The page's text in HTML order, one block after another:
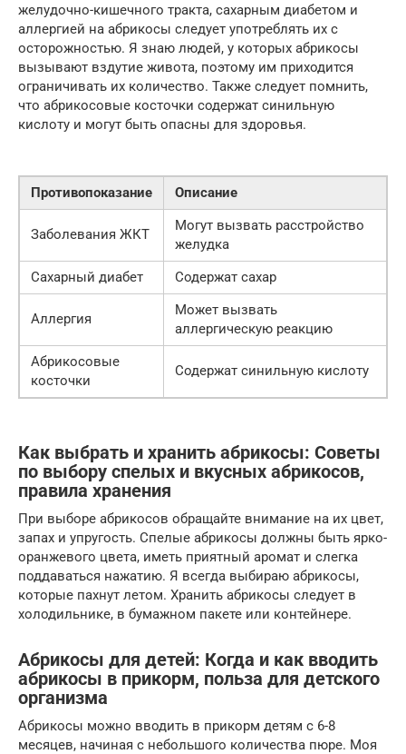
желудочно-кишечного тракта, сахарным диабетом и
аллергией на абрикосы следует употреблять их с
осторожностью. Я знаю людей, у которых абрикосы
вызывают вздутие живота, поэтому им приходится
ограничивать их количество. Также следует помнить,
что абрикосовые косточки содержат синильную
кислоту и могут быть опасны для здоровья.
Противопоказание Описание
Заболевания ЖКТ
Могут вызвать расстройство
желудка
Сахарный диабет
Содержат сахар
Аллергия
Может вызвать
аллергическую реакцию
Абрикосовые
косточки
Содержат синильную кислоту
Как выбрать и хранить абрикосы: Советы
по выбору спелых и вкусных абрикосов,
правила хранения
При выборе абрикосов обращайте внимание на их цвет,
запах и упругость. Спелые абрикосы должны быть ярко-
оранжевого цвета, иметь приятный аромат и слегка
поддаваться нажатию. Я всегда выбираю абрикосы,
которые пахнут летом. Хранить абрикосы следует в
холодильнике, в бумажном пакете или контейнере.
Абрикосы для детей: Когда и как вводить
абрикосы в прикорм, польза для детского
организма
Абрикосы можно вводить в прикорм детям с 6-8
месяцев, начиная с небольшого количества пюре. Моя